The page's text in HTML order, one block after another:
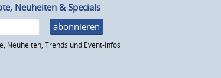
Neuheiten & Specials
abonnieren
Neuheiten, Trends und Event-Infos